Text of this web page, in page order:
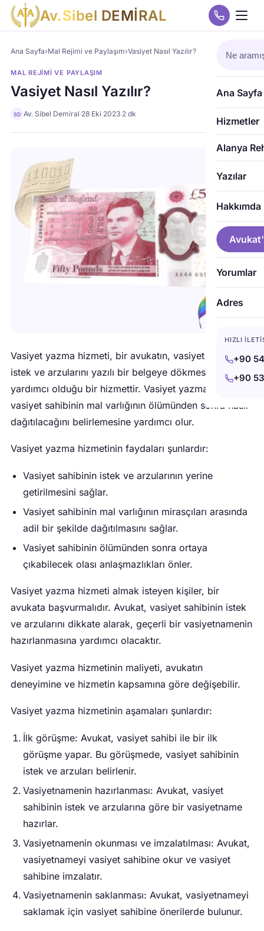
Av.Sibel DEMİRAL
Ana Sayfa
Hizmetler
Alanya
Yazılar
Hakkımda
Yorumlar
Adres
HIZLI
+90
+90
Ana Sayfa›Mal Rejimi ve Paylaşım›Vasiyet Nasıl Yazılır?
MAL REJIMI VE PAYLAŞIM
Vasiyet Nasıl Yazılır?
SD Av. Sibel Demiral·28 Eki 2023·2 dk
Vasiyet yazma hizmeti, bir avukatın, vasiyet sahibinin
istek ve arzularını yazılı bir belgeye dökmesine
yardımcı olduğu bir hizmettir. Vasiyet yazma hizmeti,
vasiyet sahibinin mal varlığının ölümünden sonra nasıl
dağıtılacağını belirlemesine yardımcı olur.
Vasiyet yazma hizmetinin faydaları şunlardır:
Vasiyet sahibinin istek ve arzularının yerine
getirilmesini sağlar.
Vasiyet sahibinin mal varlığının mirasçıları arasında
adil bir şekilde dağıtılmasını sağlar.
Vasiyet sahibinin ölümünden sonra ortaya
çıkabilecek olası anlaşmazlıkları önler.
Vasiyet yazma hizmeti almak isteyen kişiler, bir
avukata başvurmalıdır. Avukat, vasiyet sahibinin istek
ve arzularını dikkate alarak, geçerli bir vasiyetnamenin
hazırlanmasına yardımcı olacaktır.
Vasiyet yazma hizmetinin maliyeti, avukatın
deneyimine ve hizmetin kapsamına göre değişebilir.
Vasiyet yazma hizmetinin aşamaları şunlardır:
İlk görüşme: Avukat, vasiyet sahibi ile bir ilk
görüşme yapar. Bu görüşmede, vasiyet sahibinin
istek ve arzuları belirlenir.
Vasiyetnamenin hazırlanması: Avukat, vasiyet
sahibinin istek ve arzularına göre bir vasiyetname
hazırlar.
Vasiyetnamenin okunması ve imzalatılması: Avukat,
vasiyetnameyi vasiyet sahibine okur ve vasiyet
sahibine imzalatır.
Vasiyetnamenin saklanması: Avukat, vasiyetnameyi
saklamak için vasiyet sahibine önerilerde bulunur.